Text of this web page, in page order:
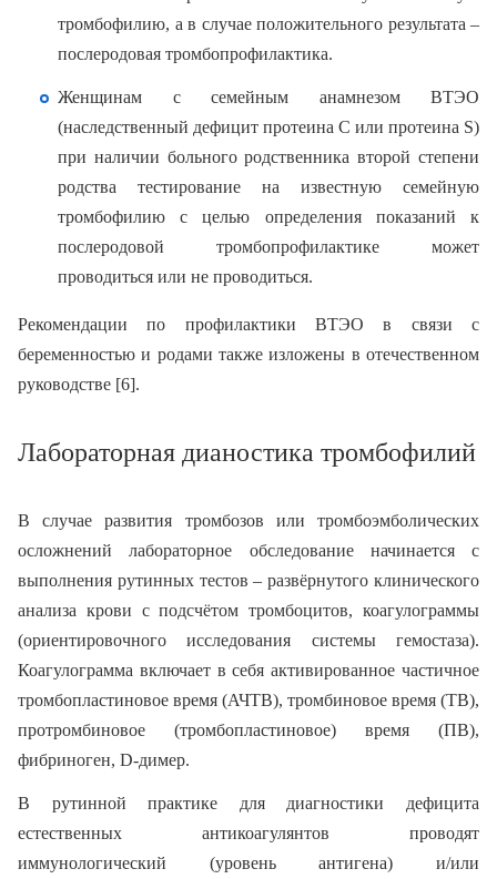
тромбофилию, а в случае положительного результата –
послеродовая тромбопрофилактика.
Женщинам с семейным анамнезом ВТЭО
(наследственный дефицит протеина С или протеина S)
при наличии больного родственника второй степени
родства тестирование на известную семейную
тромбофилию с целью определения показаний к
послеродовой тромбопрофилактике может
проводиться или не проводиться.
Рекомендации по профилактики ВТЭО в связи с
беременностью и родами также изложены в отечественном
руководстве [6].
Лабораторная дианостика тромбофилий
В случае развития тромбозов или тромбоэмболических
осложнений лабораторное обследование начинается с
выполнения рутинных тестов – развёрнутого клинического
анализа крови с подсчётом тромбоцитов, коагулограммы
(ориентировочного исследования системы гемостаза).
Коагулограмма включает в себя активированное частичное
тромбопластиновое время (АЧТВ), тромбиновое время (ТВ),
протромбиновое (тромбопластиновое) время (ПВ),
фибриноген, D-димер.
В рутинной практике для диагностики дефицита
естественных антикоагулянтов проводят
иммунологический (уровень антигена) и/или